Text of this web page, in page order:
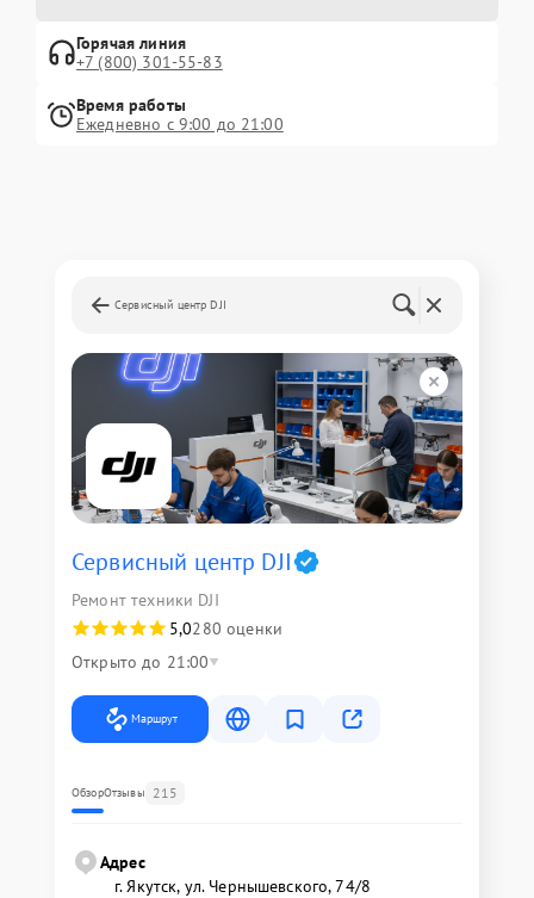
Горячая линия
+7 (800) 301-55-83
Время работы
Ежедневно с 9:00 до 21:00
Сервисный центр DJI
Сервисный центр DJI
Ремонт техники DJI
5,0280 оценки
Открыто до 21:00
Маршрут
ОбзорОтзывы 215
Адрес
г. Якутск, ул. Чернышевского, 74/8